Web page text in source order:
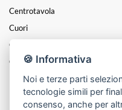
Centrotavola
Cuori
Composizioni
Cesti
Funebre
Mazzi
🍪 Informativa
Noi e terze parti
tecnologie simili per
consenso, anche per